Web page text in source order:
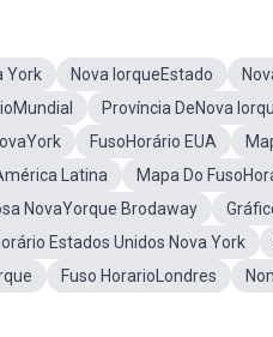
York Nova IorqueEstado
Província DeNova
FusoHorário EUA
Latina Mapa Do
NovaYorque Brodaway
Estados Unidos Nova York
Fuso HorarioLondres